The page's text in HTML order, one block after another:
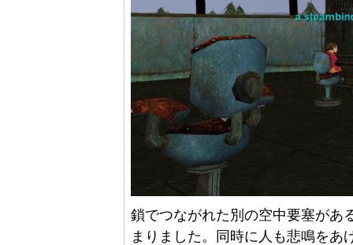
鎖でつながれた別の空中要塞があ
まりました。同時に人も悲鳴をあ